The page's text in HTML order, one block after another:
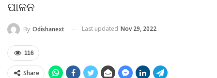
ପାଳନ
By Odishanext Last updated Nov 29, 2022
116
Share